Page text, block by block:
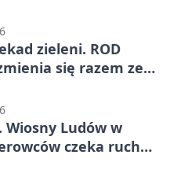
zieleni. ROD
się razem ze
Wiosny Ludów w
czeka ruch